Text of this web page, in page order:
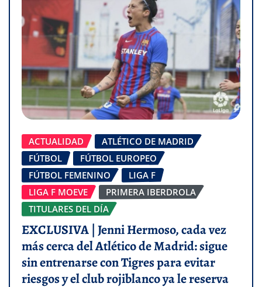
ACTUALIDAD
ATLÉTICO DE MADRID
FÚTBOL
FÚTBOL EUROPEO
FÚTBOL FEMENINO
LIGA F
LIGA F MOEVE
PRIMERA IBERDROLA
TITULARES DEL DÍA
EXCLUSIVA | Jenni Hermoso, cada vez
más cerca del Atlético de Madrid: sigue
sin entrenarse con Tigres para evitar
riesgos y el club rojiblanco ya le reserva